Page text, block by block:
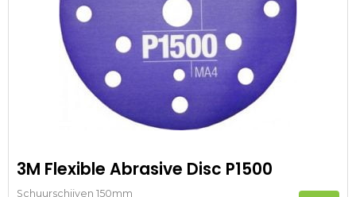
3M Flexible Abrasive Disc P1500
Schuurschijven 150mm